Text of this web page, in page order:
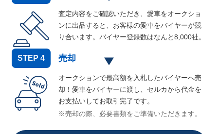
査定内容をご確認いただき、愛車をオークショ
ンに出品すると、お客様の愛車をバイヤーが競
り合います。バイヤー登録数はなんと8,000社。
STEP 4 売却
オークションで最高額を入札したバイヤーへ売
却！愛車をバイヤーに渡し、セルカから代金を
お支払いしてお取引完了です。
※売却の際、必要書類をご準備いただきます。